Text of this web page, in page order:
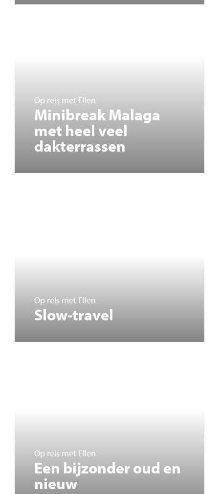
Op reis met Ellen
Minibreak Malaga
met heel veel
dakterrassen
Op reis met Ellen
Slow-travel
Op reis met Ellen
Een bijzonder oud en
nieuw